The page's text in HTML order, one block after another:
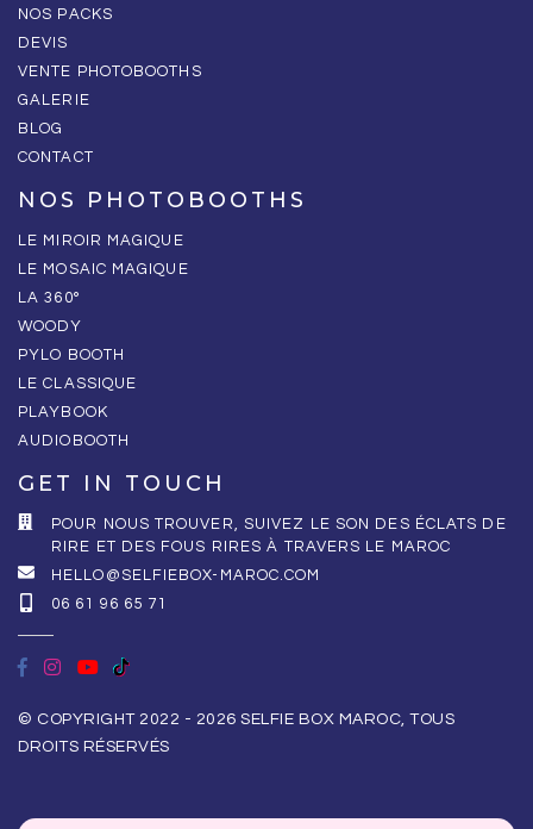
NOS PACKS
DEVIS
VENTE PHOTOBOOTHS
GALERIE
BLOG
CONTACT
NOS PHOTOBOOTHS
LE MIROIR MAGIQUE
LE MOSAIC MAGIQUE
LA 360°
WOODY
PYLO BOOTH
LE CLASSIQUE
PLAYBOOK
AUDIOBOOTH
GET IN TOUCH
POUR NOUS TROUVER, SUIVEZ LE SON DES ÉCLATS DE
RIRE ET DES FOUS RIRES À TRAVERS LE MAROC
HELLO@SELFIEBOX-MAROC.COM
06 61 96 65 71
© COPYRIGHT 2022 - 2026 SELFIE BOX MAROC, TOUS
DROITS RÉSERVÉS